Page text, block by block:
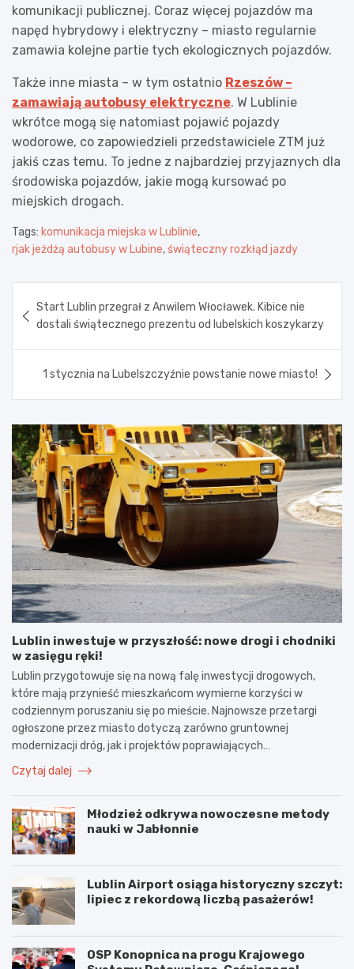
komunikacji publicznej. Coraz więcej pojazdów ma
napęd hybrydowy i elektryczny – miasto regularnie
zamawia kolejne partie tych ekologicznych pojazdów.
Także inne miasta – w tym ostatnio Rzeszów –
zamawiają autobusy elektryczne. W Lublinie
wkrótce mogą się natomiast pojawić pojazdy
wodorowe, co zapowiedzieli przedstawiciele ZTM już
jakiś czas temu. To jedne z najbardziej przyjaznych dla
środowiska pojazdów, jakie mogą kursować po
miejskich drogach.
Tags: komunikacja miejska w Lublinie,
rjak jeżdżą autobusy w Lubine,świąteczny rozkłąd jazdy
wpisu
Start Lublin przegrał z Anwilem Włocławek. Kibice nie
dostali świątecznego prezentu od lubelskich koszykarzy
1 stycznia na Lubelszczyźnie powstanie nowe miasto!
Lublin inwestuje w przyszłość: nowe drogi i chodniki
w zasięgu ręki!
Lublin przygotowuje się na nową falę inwestycji drogowych,
które mają przynieść mieszkańcom wymierne korzyści w
codziennym poruszaniu się po mieście. Najnowsze przetargi
ogłoszone przez miasto dotyczą zarówno gruntownej
modernizacji dróg, jak i projektów poprawiających…
Czytaj dalej
Młodzież odkrywa nowoczesne metody
nauki w Jabłonnie
Lublin Airport osiąga historyczny szczyt:
lipiec z rekordową liczbą pasażerów!
OSP Konopnica na progu Krajowego